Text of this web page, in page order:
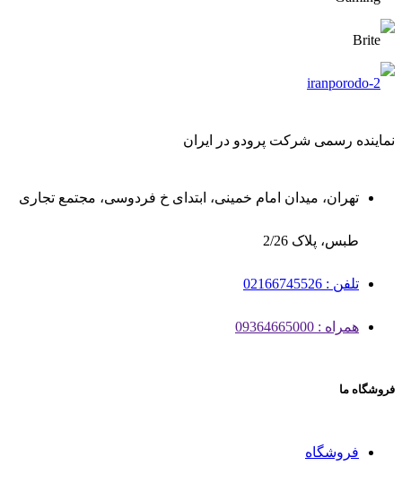
نماینده رسمی شرکت پرودو در ایران
تهران، میدان امام خمینی، ابتدای خ فردوسی، مجتمع تجاری
طبس، پلاک 2/26
تلفن : 02166745526
همراه : 09364665000
فروشگاه ما
فروشگاه